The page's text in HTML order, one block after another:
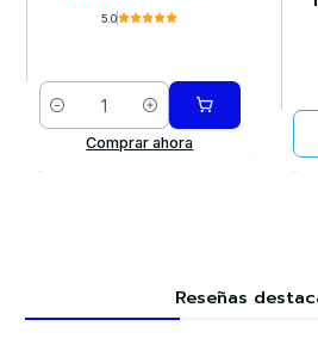
5.0
Cantidad
Comprar ahora
Reseñas